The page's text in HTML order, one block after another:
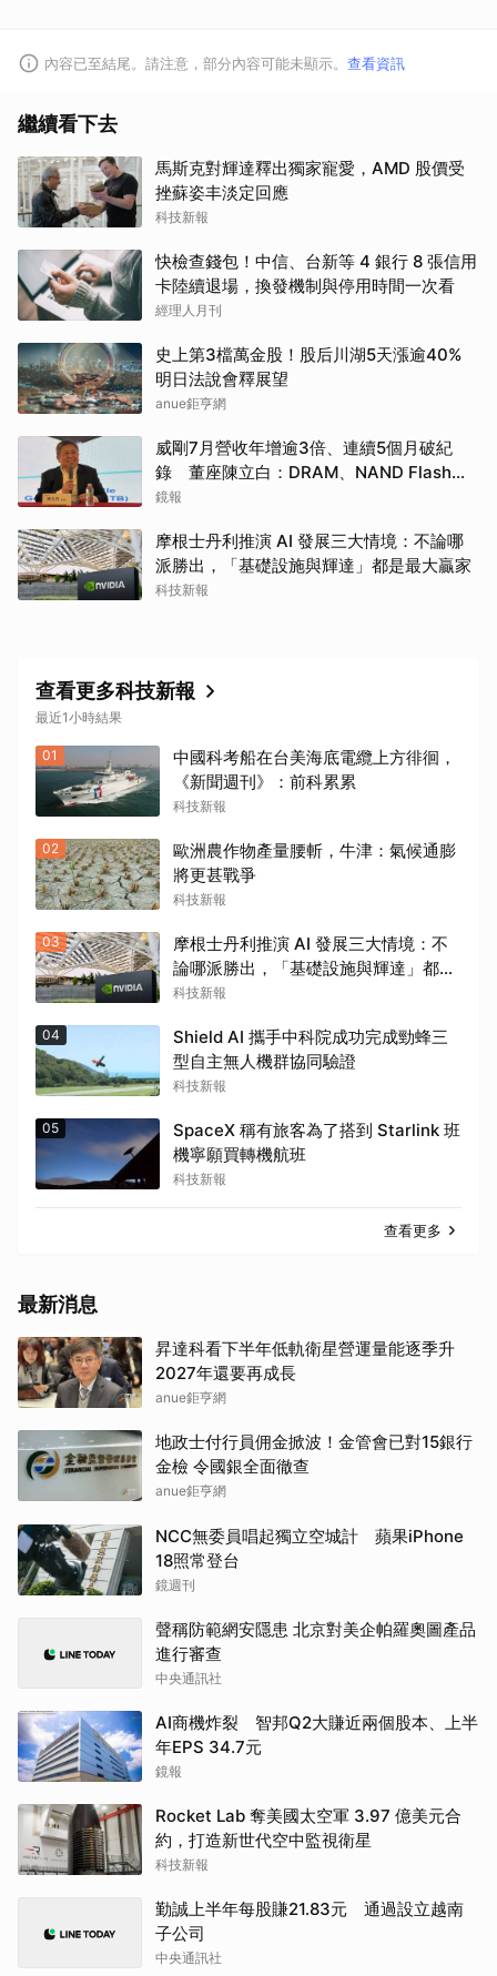
內容已至結尾。請注意，部分內容可能未顯示。 查看資訊
繼續看下去
馬斯克對輝達釋出獨家寵愛，AMD 股價受
挫蘇姿丰淡定回應
科技新報
快檢查錢包！中信、台新等 4 銀行 8 張信用
卡陸續退場，換發機制與停用時間一次看
經理人月刊
史上第3檔萬金股！股后川湖5天漲逾40%
明日法說會釋展望
anue鉅亨網
威剛7月營收年增逾3倍、連續5個月破紀
錄 董座陳立白：DRAM、NAND Flash還
在漲
鏡報
摩根士丹利推演 AI 發展三大情境：不論哪
派勝出，「基礎設施與輝達」都是最大贏家
科技新報
查看更多科技新報
最近1小時結果
01
中國科考船在台美海底電纜上方徘徊，
《新聞週刊》：前科累累
科技新報
02
歐洲農作物產量腰斬，牛津：氣候通膨
將更甚戰爭
科技新報
03
摩根士丹利推演 AI 發展三大情境：不
論哪派勝出，「基礎設施與輝達」都是
最大贏家
科技新報
04
Shield AI 攜手中科院成功完成勁蜂三
型自主無人機群協同驗證
科技新報
05
SpaceX 稱有旅客為了搭到 Starlink 班
機寧願買轉機航班
科技新報
查看更多
最新消息
昇達科看下半年低軌衛星營運量能逐季升
2027年還要再成長
anue鉅亨網
地政士付行員佣金掀波！金管會已對15銀行
金檢 令國銀全面徹查
anue鉅亨網
NCC無委員唱起獨立空城計 蘋果iPhone
18照常登台
鏡週刊
聲稱防範網安隱患 北京對美企帕羅奧圖產品
進行審查
中央通訊社
AI商機炸裂 智邦Q2大賺近兩個股本、上半
年EPS 34.7元
鏡報
Rocket Lab 奪美國太空軍 3.97 億美元合
約，打造新世代空中監視衛星
科技新報
勤誠上半年每股賺21.83元 通過設立越南
子公司
中央通訊社
取消